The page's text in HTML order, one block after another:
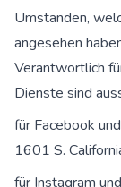
Umständen,
angesehen
Verantwortlich
Dienste sind
für Facebook
1601 S.
für Instagram